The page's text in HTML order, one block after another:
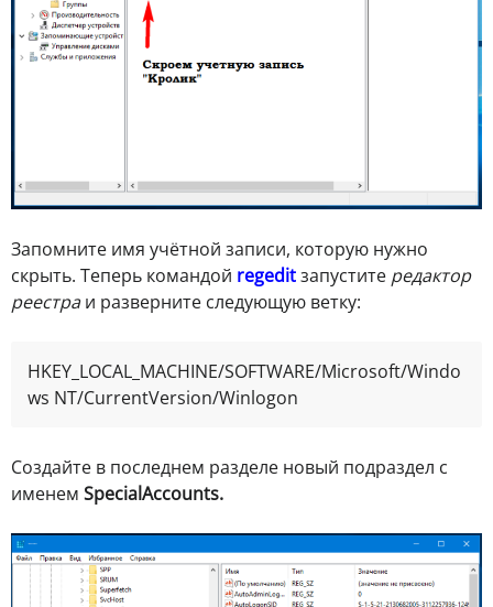
Запомните имя учётной записи, которую нужно
скрыть. Теперь командой regeditзапустите редактор
реестраи разверните следующую ветку:
HKEY_LOCAL_MACHINE/SOFTWARE/Microsoft/Windo
ws NT/CurrentVersion/Winlogon
Создайте в последнем разделе новый подраздел с
именем SpecialAccounts.